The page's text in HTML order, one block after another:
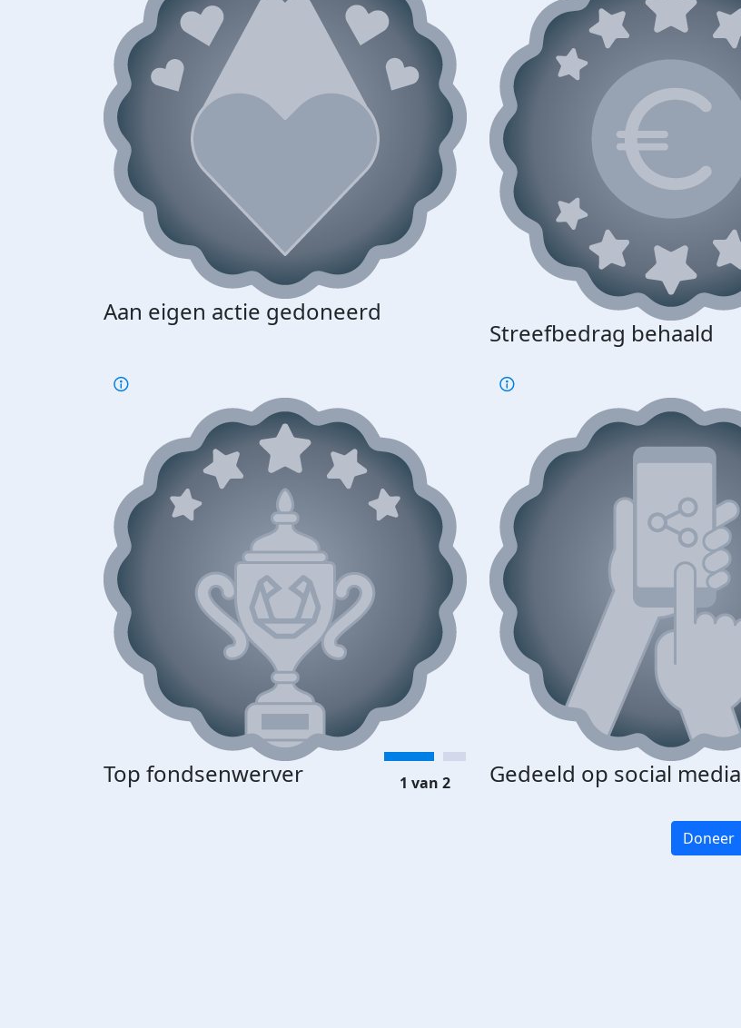
Aan eigen actie gedoneerd
Streefbedrag behaald
Top fondsenwerver Gedeeld op social media
1 van 2
Doneer